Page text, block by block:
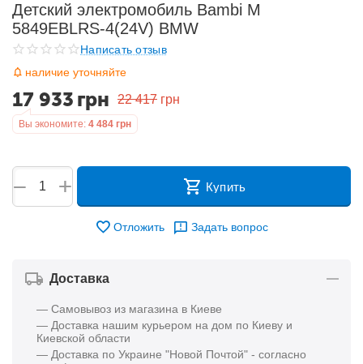
Детский электромобиль Bambi M
5849EBLRS-4(24V) BMW
Написать отзыв
наличие уточняйте
22 417 грн
17 933 грн
Вы экономите: 4 484 грн
+
− Купить
Отложить Задать вопрос
Доставка
— Самовывоз из магазина в Киеве
— Доставка нашим курьером на дом по Киеву и
Киевской области
— Доставка по Украине "Новой Почтой" - согласно